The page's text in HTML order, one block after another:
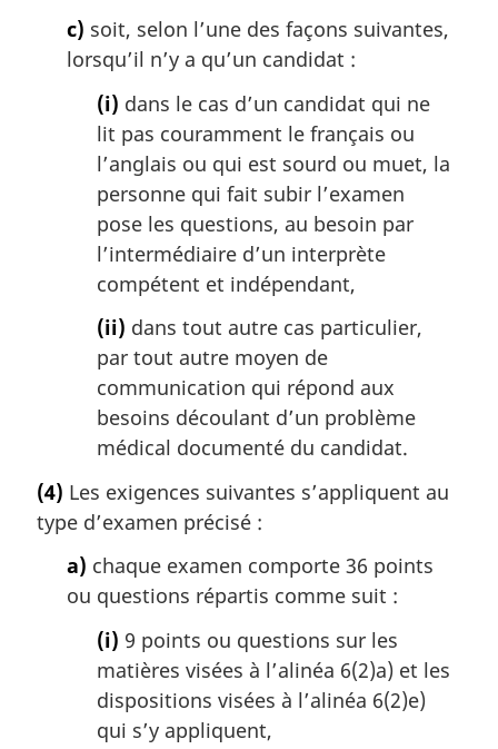
c) soit, selon l’une des façons suivantes,
lorsqu’il n’y a qu’un candidat :
(i) dans le cas d’un candidat qui ne
lit pas couramment le français ou
l’anglais ou qui est sourd ou muet, la
personne qui fait subir l’examen
pose les questions, au besoin par
l’intermédiaire d’un interprète
compétent et indépendant,
(ii) dans tout autre cas particulier,
par tout autre moyen de
communication qui répond aux
besoins découlant d’un problème
médical documenté du candidat.
(4) Les exigences suivantes s’appliquent au
type d’examen précisé :
a) chaque examen comporte 36 points
ou questions répartis comme suit :
(i) 9 points ou questions sur les
matières visées à l’alinéa 6(2)a) et les
dispositions visées à l’alinéa 6(2)e)
qui s’y appliquent,